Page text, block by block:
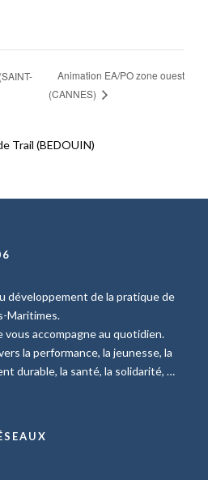
Animation EA/PO zone ouest
(CANNES)
Trail (BEDOUIN)
développement de la pratique de
Maritimes.
accompagne au quotidien.
la performance, la jeunesse, la
durable, la santé, la solidarité, …